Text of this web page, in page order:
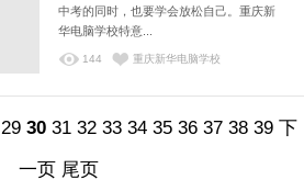
中考的同时，也要学会放松自己。重庆新
华电脑学校特意...
144 重庆新华电脑学校
29 30 31 32 33 34 35 36 37 38 39 下
一页 尾页